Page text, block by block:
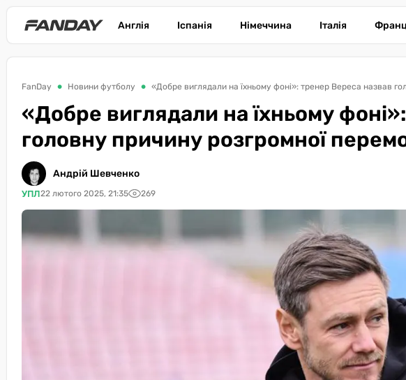
Англія Іспанія Німеччина Італія
FanDay Новини футболу «Добре виглядали на їхньому фоні»: тренер Вереса назвав
«Добре виглядали на їхньому
головну причину розгромної
Андрій Шевченко
УПЛ22 лютого 2025, 21:35 269